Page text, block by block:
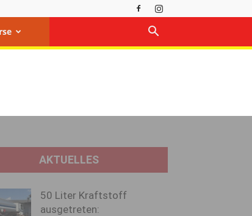
AKTUELLES
50 Liter Kraftstoff
ausgetreten: